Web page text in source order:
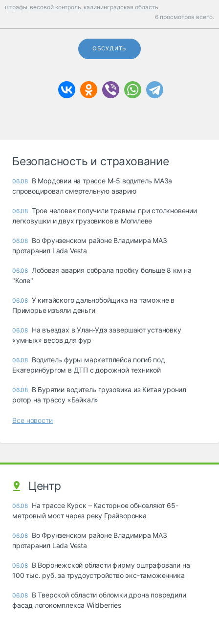
штрафы весовой контроль калининградская область
6 просмотров всего.
ОБСУДИТЬ
Безопасность и страхование
06.08 В Мордовии на трассе М-5 водитель МАЗа
спровоцировал смертельную аварию
06.08 Трое человек получили травмы при столкновении
легковушки и двух грузовиков в Могилеве
06.08 Во Фрунзенском районе Владимира МАЗ
протаранил Lada Vesta
06.08 Лобовая авария собрала пробку больше 8 км на
"Коле"
06.08 У китайского дальнобойщика на таможне в
Приморье изъяли деньги
06.08 Ha въeздax в Улaн-Удэ зaвepшaют ycтaнoвкy
«yмныx» вecoв для фyp
06.08 Водитель фуры маркетплейса погиб под
Екатеринбургом в ДТП с дорожной техникой
06.08 В Бурятии водитель грузовика из Китая уронил
ротор на трассу «Байкал»
Все новости
Центр
06.08 На трассе Курск – Касторное обновляют 65-
метровый мост через реку Грайворонка
06.08 Во Фрунзенском районе Владимира МАЗ
протаранил Lada Vesta
06.08 В Воронежской области фирму оштрафовали на
100 тыс. руб. за трудоустройство экс-таможенника
06.08 В Тверской области обломки дрона повредили
фасад логокомплекса Wildberries